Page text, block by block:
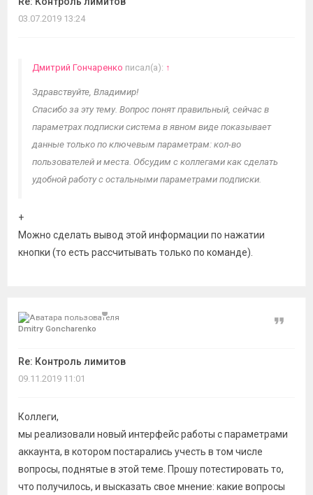
03.07.2019 13:24
Дмитрий Гончаренко писал(а): ↑
Здравствуйте, Владимир!
Спасибо за эту тему. Вопрос понят правильный, сейчас в
параметрах подписки система в явном виде показывает
данные только по ключевым параметрам: кол-во
пользователей и места. Обсудим с коллегами как сделать
удобной работу с остальными параметрами подписки.
+
Можно сделать вывод этой информации по нажатии
кнопки (то есть рассчитывать только по команде).
Dmitry Goncharenko
Re: Контроль лимитов
Цитата
09.11.2019 11:01
Коллеги,
мы реализовали новый интерфейс работы с параметрами
аккаунта, в котором постарались учесть в том числе
вопросы, поднятые в этой теме. Прошу потестировать то,
что получилось, и высказать свое мнение: какие вопросы